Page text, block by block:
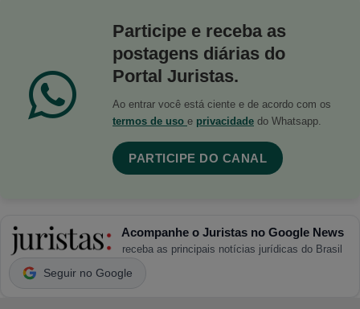
Participe e receba as
postagens diárias do
Portal Juristas.
Ao entrar você está ciente e de acordo com os
termos de uso e privacidade do Whatsapp.
PARTICIPE DO CANAL
Acompanhe o Juristas no Google News
receba as principais notícias jurídicas do Brasil
Seguir no Google